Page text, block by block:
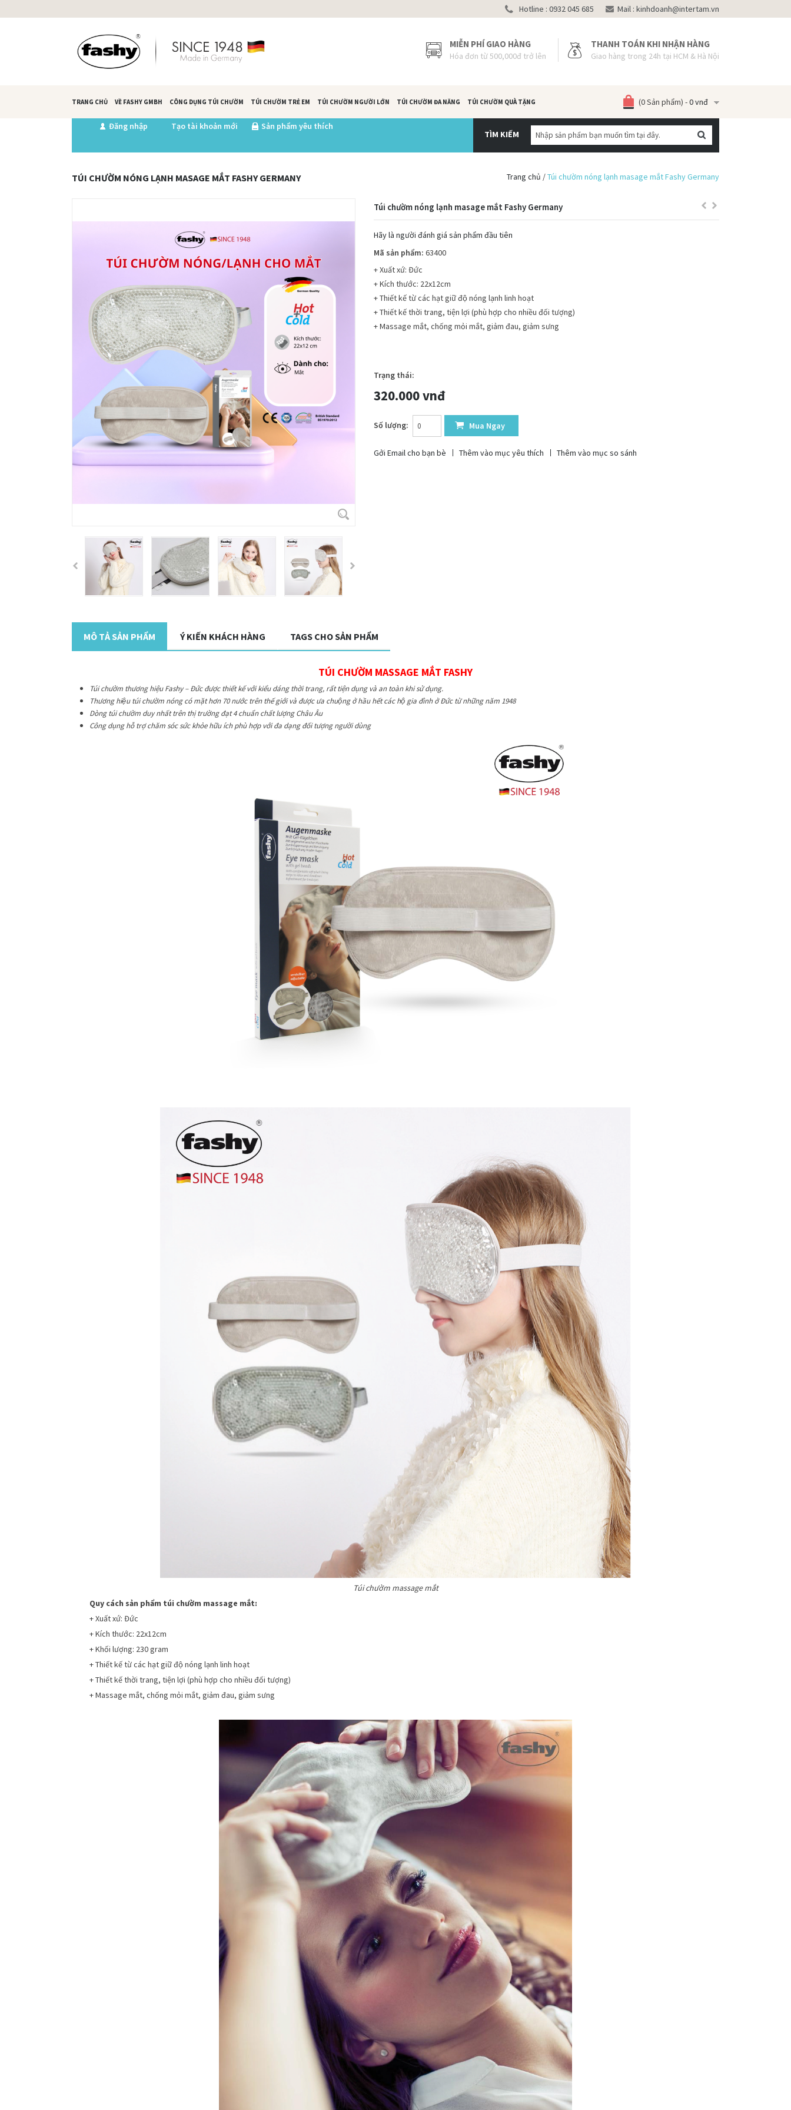
Mail : kinhdoanh@intertam.vn
Hotline : 0932 045 685
THANH TOÁN KHI NHẬN HÀNG
Giao hàng trong 24h tại HCM & Hà Nội
MIỄN PHÍ GIAO HÀNG
Hóa đơn từ 500,000đ trở lên
TRANG CHỦ VỀ FASHY GMBH CÔNG DỤNG TÚI CHƯỜM TÚI CHƯỜM TRẺ EM TÚI CHƯỜM NGƯỜI LỚN TÚI CHƯỜM ĐA NĂNG TÚI CHƯỜM QUÀ TẶNG (0 Sản phẩm) -0 vnđ
Đăng nhập Tạo tài khoản mới Sản phẩm yêu thích
TÌM KIẾM
Trang chủ /Túi chườm nóng lạnh masage mắt Fashy Germany
TÚI CHƯỜM NÓNG LẠNH MASAGE MẮT FASHY GERMANY
Túi chườm nóng lạnh masage mắt Fashy Germany
Hãy là người đánh giá sản phẩm đầu tiên
Mã sản phẩm: 63400
+ Xuất xứ: Đức
+ Kích thước: 22x12cm
+ Thiết kế từ các hạt giữ độ nóng lạnh linh hoạt
+ Thiết kế thời trang, tiện lợi (phù hợp cho nhiều đối tượng)
+ Massage mắt, chống mỏi mắt, giảm đau, giảm sưng
Trạng thái:
320.000 vnđ
Số lượng: Mua Ngay
Gởi Email cho bạn bè Thêm vào mục yêu thích Thêm vào mục so sánh
MÔ TẢ SẢN PHẨM Ý KIẾN KHÁCH HÀNG TAGS CHO SẢN PHẨM
TÚI CHƯỜM MASSAGE MẮT FASHY
Túi chườm thương hiệu Fashy – Đức được thiết kế với kiểu dáng thời trang, rất tiện dụng và an toàn khi sử dụng.
Thương hiệu túi chườm nóng có mặt hơn 70 nước trên thế giới và được ưa chuộng ở hầu hết các hộ gia đình ở Đức từ những năm 1948
Dòng túi chườm duy nhất trên thị trường đạt 4 chuẩn chất lượng Châu Âu
Công dụng hỗ trợ chăm sóc sức khỏe hữu ích phù hợp với đa dạng đối tượng người dùng
Túi chườm massage mắt
Quy cách sản phẩm túi chườm massage mắt:
+ Xuất xứ: Đức
+ Kích thước: 22x12cm
+ Khối lượng: 230 gram
+ Thiết kế từ các hạt giữ độ nóng lạnh linh hoạt
+ Thiết kế thời trang, tiện lợi (phù hợp cho nhiều đối tượng)
+ Massage mắt, chống mỏi mắt, giảm đau, giảm sưng